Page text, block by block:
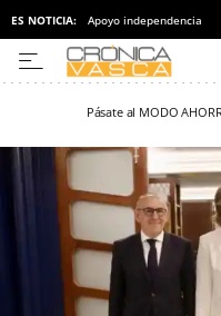
ES NOTICIA: Apoyo independencia
Pásate al MODO